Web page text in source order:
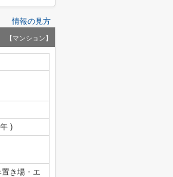
情報の見方
【マンション】
)
き場・エ